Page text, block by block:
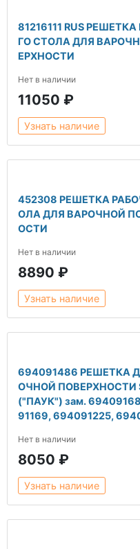
81216111 RUS
ГО СТОЛА ДЛЯ
ЕРХНОСТИ
Нет в наличии
11050 ₽
Узнать наличие
452308 РЕШЕТКА
ОЛА ДЛЯ ВАРОЧНОЙ
ОСТИ
Нет в наличии
8890 ₽
Узнать наличие
694091486 РЕШЕТКА
ОЧНОЙ ПОВЕРХНОСТИ
("ПАУК") зам.
91169, 694091225,
Нет в наличии
8050 ₽
Узнать наличие